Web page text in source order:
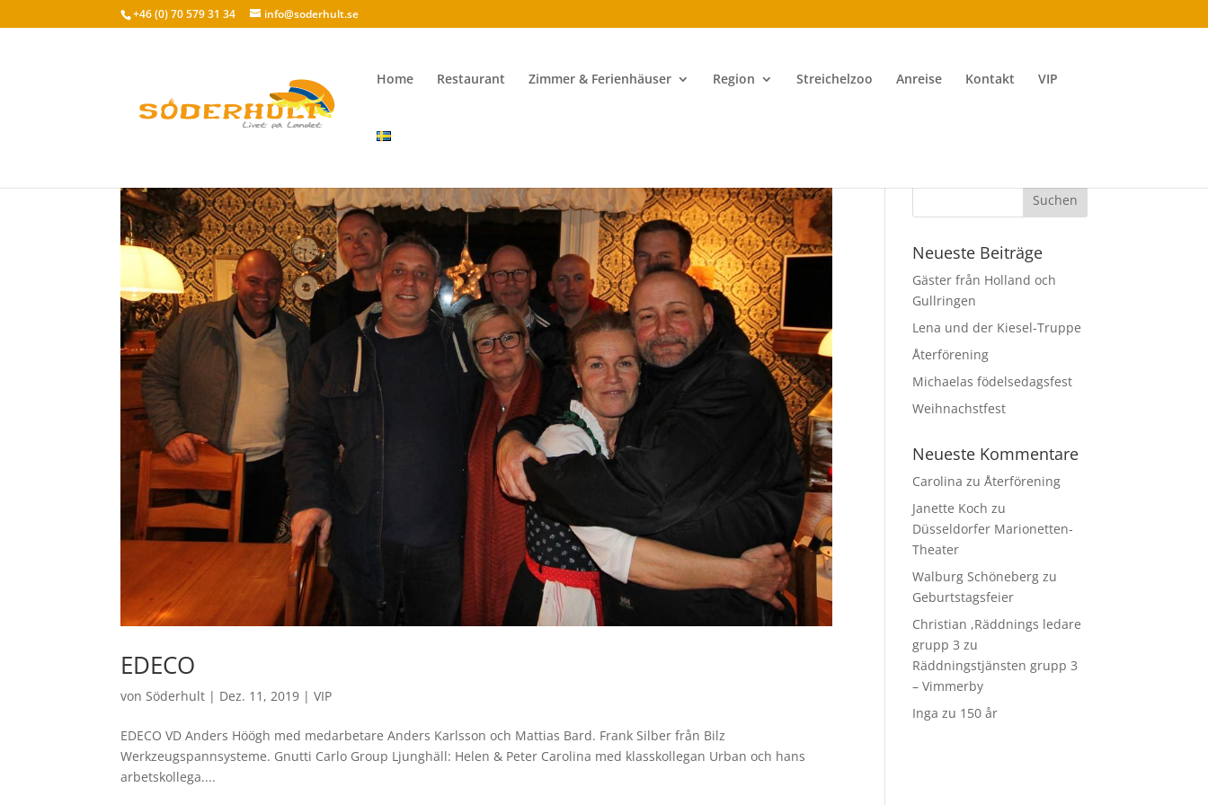
+46 (0) 70 579 31 34 info@soderhult.se
Home Restaurant Zimmer & Ferienhäuser Region Streichelzoo Anreise Kontakt VIP
EDECO
von Söderhult | Dez. 11, 2019 |VIP
EDECO VD Anders Höögh med medarbetare Anders Karlsson och Mattias Bard. Frank Silber från Bilz
Werkzeugspannsysteme. Gnutti Carlo Group Ljunghäll: Helen & Peter Carolina med klasskollegan Urban och hans
arbetskollega....
Neueste Beiträge
Gäster från Holland och
Gullringen
Lena und der Kiesel-Truppe
Återförening
Michaelas födelsedagsfest
Weihnachstfest
Neueste Kommentare
Carolina zuÅterförening
Janette Koch zu
Düsseldorfer Marionetten-
Theater
Walburg Schöneberg zu
Geburtstagsfeier
Christian ,Räddnings ledare
grupp 3 zu
Räddningstjänsten grupp 3
– Vimmerby
Inga zu 150 år